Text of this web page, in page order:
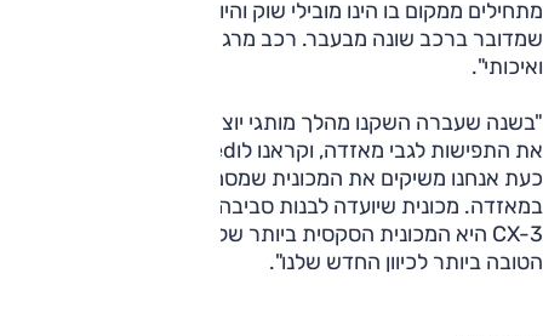
מתחילים ממקום בו הינו מובילי שוק והיום צריכים להסביר
שמדובר ברכב שונה מבעבר. רכב מרגש, מעוצב, טכנולוגי
ואיכותי".
"בשנה שעברה השקנו מהלך מותגי יוצא דופן שמטרתו לשנות
כעת אנחנו משיקים את המכונית שמסמנת יותר מכל את השינוי
במאזדה. מכונית שיועדה לבנות סביבה את ההילה המותגית. ה-
CX-3 היא המכונית הסקסית ביותר של מאזדה, והשגרירה
הטובה ביותר לכיוון החדש שלנו".